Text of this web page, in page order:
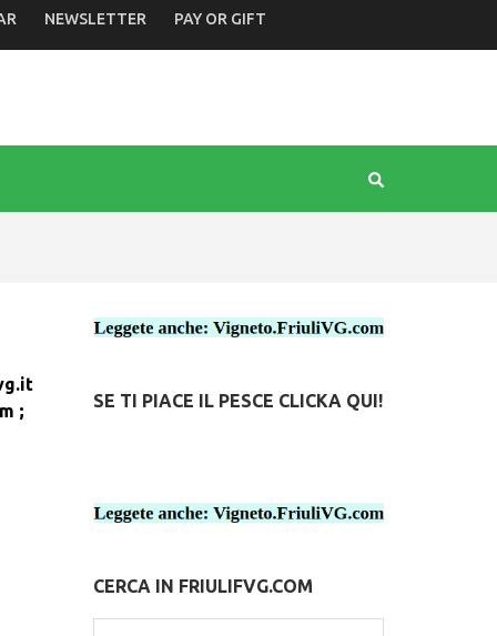
NEWSLETTER
PAY OR GIFT
; SE TI PIACE IL PESCE CLICKA QUI!
CERCA IN FRIULIFVG.COM